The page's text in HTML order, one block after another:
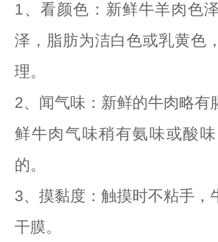
1、看颜色：新鲜牛羊肉色
泽，脂肪为洁白色或乳黄色
理。
2、闻气味：新鲜的牛肉略有
鲜牛肉气味稍有氨味或酸
的。
3、摸黏度：触摸时不粘手，
干膜。